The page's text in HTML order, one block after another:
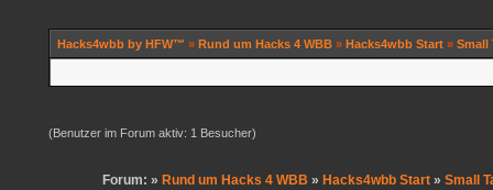
Hacks4wbb by HFW™ » Rund um Hacks 4 WBB » Hacks4wbb Start » Small
(Benutzer im Forum aktiv: 1 Besucher)
Forum: » Rund um Hacks 4 WBB » Hacks4wbb Start » Small